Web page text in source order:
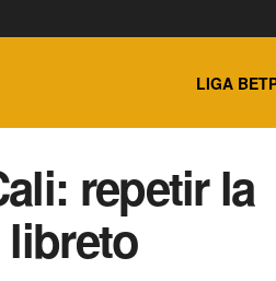
LIGA
repetir la
libreto